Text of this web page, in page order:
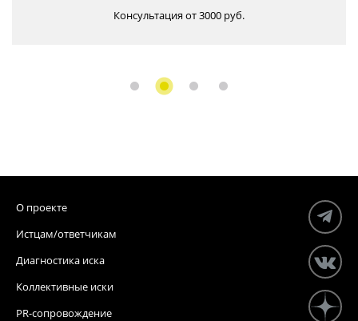
Консультация от 3000 руб.
О проекте
Истцам/ответчикам
Диагностика иска
Коллективные иски
PR-сопровождение